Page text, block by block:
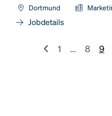
Dortmund
Jobdetails
1 ... 8 9